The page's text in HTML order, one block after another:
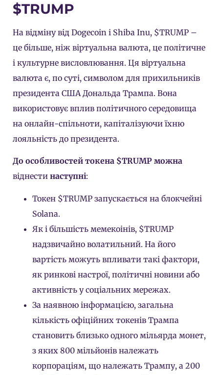
$TRUMP
На відміну від Dogecoin і Shiba Inu, $TRUMP –
це більше, ніж віртуальна валюта, це політичне
і культурне висловлювання. Ця віртуальна
валюта є, по суті, символом для прихильників
президента США Дональда Трампа. Вона
використовує вплив політичного середовища
на онлайн-спільноти, капіталізуючи їхню
лояльність до президента.
До особливостей токена $TRUMP можна
віднести наступні:
Токен $TRUMP запускається на блокчейні
Solana.
Як і більшість мемекоінів, $TRUMP
надзвичайно волатильний. На його
вартість можуть впливати такі фактори,
як ринкові настрої, політичні новини або
активність у соціальних мережах.
За наявною інформацією, загальна
кількість офіційних токенів Трампа
становить близько одного мільярда монет,
з яких 800 мільйонів належать
корпораціям, що належать Трампу, а 200